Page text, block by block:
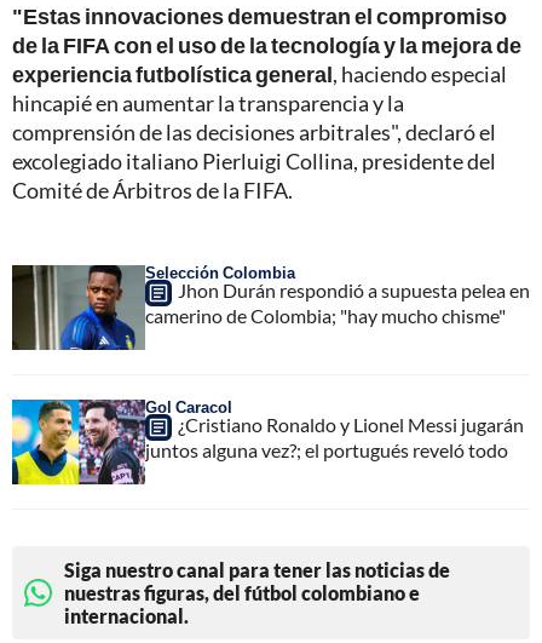
"Estas innovaciones demuestran el compromiso
de la FIFA con el uso de la tecnología y la mejora de
experiencia futbolística general, haciendo especial
hincapié en aumentar la transparencia y la
comprensión de las decisiones arbitrales", declaró el
excolegiado italiano Pierluigi Collina, presidente del
Comité de Árbitros de la FIFA.
Selección Colombia
Jhon Durán respondió a supuesta pelea en
camerino de Colombia; "hay mucho chisme"
Gol Caracol
¿Cristiano Ronaldo y Lionel Messi jugarán
juntos alguna vez?; el portugués reveló todo
Siga nuestro canal para tener las noticias de
nuestras figuras, del fútbol colombiano e
internacional.